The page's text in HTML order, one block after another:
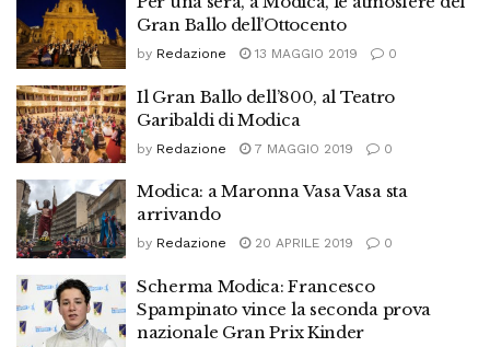
Gran Ballo dell’Ottocento
by Redazione 13 MAGGIO 2019 0
Il Gran Ballo dell’800, al Teatro
Garibaldi di Modica
by Redazione 7 MAGGIO 2019 0
Modica: a Maronna Vasa Vasa sta
arrivando
by Redazione 20 APRILE 2019 0
Scherma Modica: Francesco
Spampinato vince la seconda prova
nazionale Gran Prix Kinder